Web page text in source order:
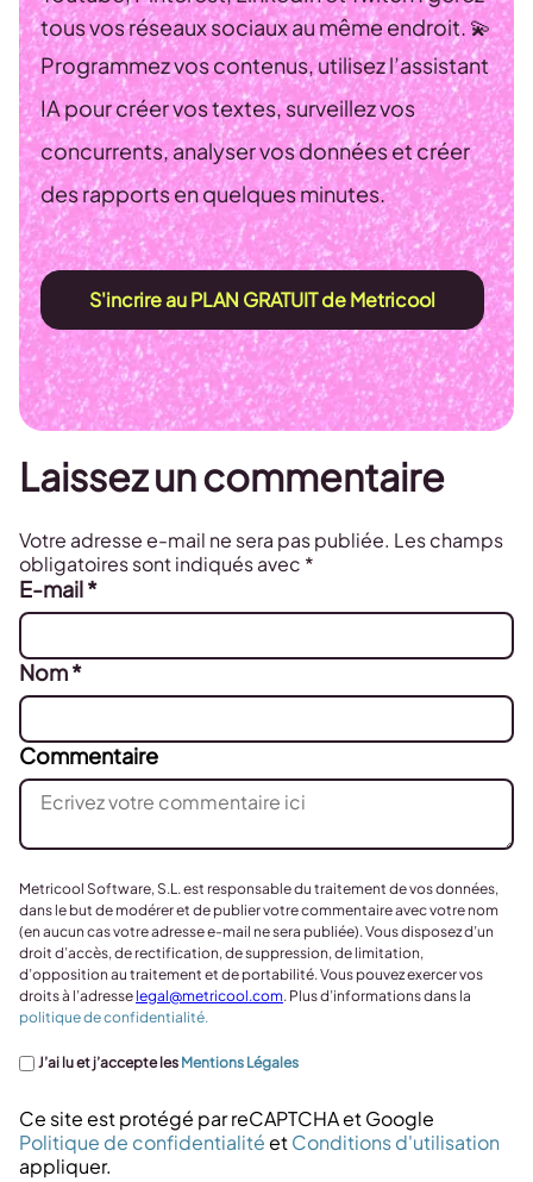
tous vos réseaux sociaux au même endroit. 💫
Programmez vos contenus, utilisez l’assistant
IA pour créer vos textes, surveillez vos
concurrents, analyser vos données et créer
des rapports en quelques minutes.
S'incrire au PLAN GRATUIT de Metricool
Laissez un commentaire
Votre adresse e-mail ne sera pas publiée. Les champs
obligatoires sont indiqués avec *
E-mail*
Nom*
Commentaire
Metricool Software, S.L. est responsable du traitement de vos données,
dans le but de modérer et de publier votre commentaire avec votre nom
(en aucun cas votre adresse e-mail ne sera publiée). Vous disposez d’un
droit d’accès, de rectification, de suppression, de limitation,
d’opposition au traitement et de portabilité. Vous pouvez exercer vos
droits à l’adresse legal@metricool.com. Plus d’informations dans la
politique de confidentialité.
J’ai lu et j’accepte les Mentions Légales
Ce site est protégé par reCAPTCHA et Google
Politique de confidentialitéetConditions d'utilisation
appliquer.